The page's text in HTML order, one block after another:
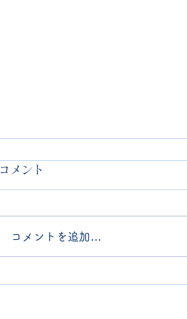
台風後の火災保険保険金請求
コメント
コメントを追加…